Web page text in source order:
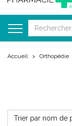
Accueil Orthopédie
Trier par nom de